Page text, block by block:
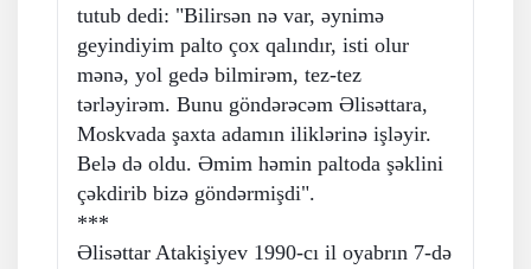
tutub dedi: "Bilirsən nə var, əynimə
geyindiyim palto çox qalındır, isti olur
mənə, yol gedə bilmirəm, tez-tez
tərləyirəm. Bunu göndərəcəm Əlisəttara,
Moskvada şaxta adamın iliklərinə işləyir.
Belə də oldu. Əmim həmin paltoda şəklini
çəkdirib bizə göndərmişdi".
***
Əlisəttar Atakişiyev 1990-cı il oyabrın 7-də